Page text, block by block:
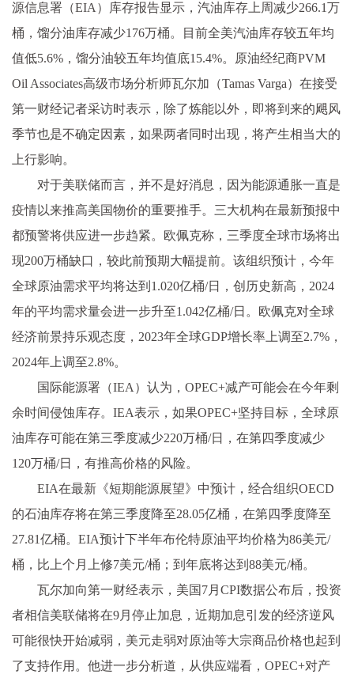
源信息署（EIA）库存报告显示，汽油库存上周减少266.1万
桶，馏分油库存减少176万桶。目前全美汽油库存较五年均
值低5.6%，馏分油较五年均值底15.4%。原油经纪商PVM
Oil Associates高级市场分析师瓦尔加（Tamas Varga）在接受
第一财经记者采访时表示，除了炼能以外，即将到来的飓风
季节也是不确定因素，如果两者同时出现，将产生相当大的
上行影响。
对于美联储而言，并不是好消息，因为能源通胀一直是
疫情以来推高美国物价的重要推手。三大机构在最新预报中
都预警将供应进一步趋紧。欧佩克称，三季度全球市场将出
现200万桶缺口，较此前预期大幅提前。该组织预计，今年
全球原油需求平均将达到1.020亿桶/日，创历史新高，2024
年的平均需求量会进一步升至1.042亿桶/日。欧佩克对全球
经济前景持乐观态度，2023年全球GDP增长率上调至2.7%，
2024年上调至2.8%。
国际能源署（IEA）认为，OPEC+减产可能会在今年剩
余时间侵蚀库存。IEA表示，如果OPEC+坚持目标，全球原
油库存可能在第三季度减少220万桶/日，在第四季度减少
120万桶/日，有推高价格的风险。
EIA在最新《短期能源展望》中预计，经合组织OECD
的石油库存将在第三季度降至28.05亿桶，在第四季度降至
27.81亿桶。EIA预计下半年布伦特原油平均价格为86美元/
桶，比上个月上修7美元/桶；到年底将达到88美元/桶。
瓦尔加向第一财经表示，美国7月CPI数据公布后，投资
者相信美联储将在9月停止加息，近期加息引发的经济逆风
可能很快开始减弱，美元走弱对原油等大宗商品价格也起到
了支持作用。他进一步分析道，从供应端看，OPEC+对产